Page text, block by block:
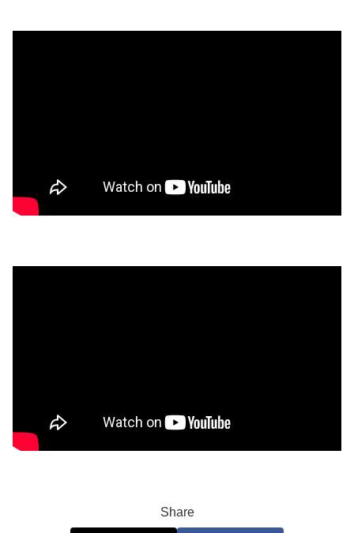
Share